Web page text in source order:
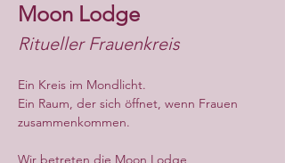
Moon Lodge
Ritueller Frauenkreis
Ein Kreis im Mondlicht.
Ein Raum, der sich öffnet, wenn Frauen
zusammenkommen.
Wir betreten die Moon Lodge